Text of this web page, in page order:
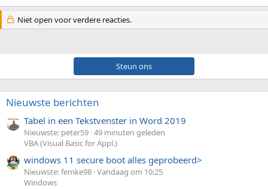
Niet open voor verdere reacties.
Steun ons
Nieuwste berichten
Tabel in een Tekstvenster in Word 2019
Nieuwste: peter59 49 minuten geleden
VBA (Visual Basic for Appl.)
windows 11 secure boot alles geprobeerd>
Nieuwste: femke98 Vandaag om 10:25
Windows